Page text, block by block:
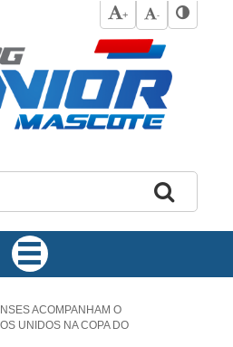
+ -
ACOMPANHAM O
UNIDOS NA COPA DO